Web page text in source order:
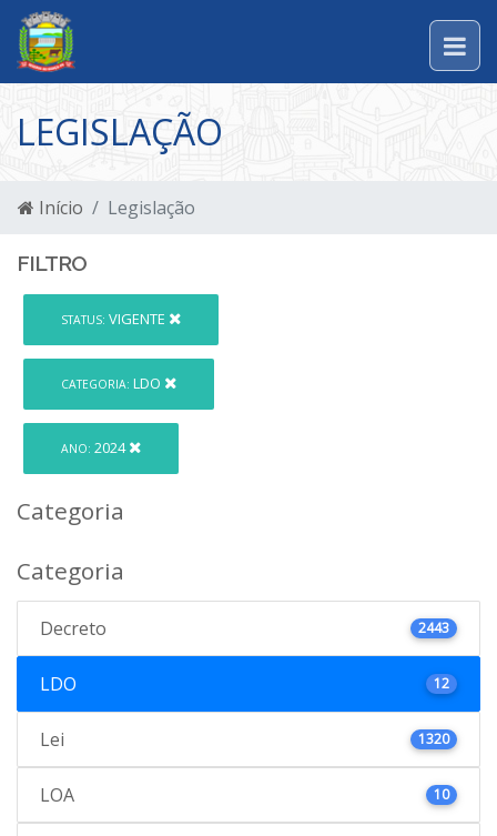
LEGISLAÇÃO
Início Legislação
FILTRO
STATUS: VIGENTE
CATEGORIA: LDO
ANO: 2024
Categoria
Categoria
Decreto 2443
LDO 12
Lei 1320
LOA 10